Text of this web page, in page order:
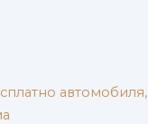
автомобиля,